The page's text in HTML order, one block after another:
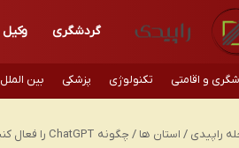
گردشگری وکیل
و اقامتی تکنولوژی پزشکی بین الملل
راپیدی / استان ها / چگونه ChatGPT را فعال کنیم؟ راهنمای کامل نصب و استفاده در ایران